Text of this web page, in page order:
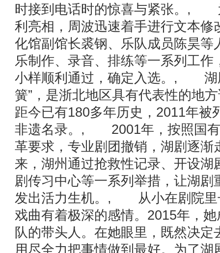
时接到电话时的惊喜与紧张。,
利亮相，周波迅速着手进行文本修
化馆副馆长裘钢、乐队成员陈昊等
乐制作、录音、排练等一系列工作
小样顺利通过，确定入选。, 湖
簧”，是浙北地区具有代表性的地
距今已有180多年历史，2011年被
非遗名录。, 2001年，按照国有
革要求，专业剧团撤销，湖剧逐渐
来，湖州通过抢救性记录、开设湖
剧传习中心等一系列举措，让湖剧
发出活力生机。, 从小在剧院里
戏曲有着极深的感情。2015年，
队的带头人。在她眼里，既然决定
用尽全力把事情做到最好。为了湖